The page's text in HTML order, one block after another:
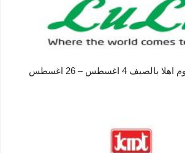
عروض لولو قطر اليوم اهلا بالصيف 4 اغسطس – 26 اغسطس